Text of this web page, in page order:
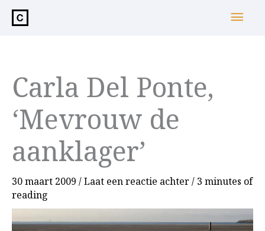
inhoud
Carla Del Ponte,
‘Mevrouw de
aanklager’
30 maart 2009 /Laat een reactie achter/ 3 minutes of
reading